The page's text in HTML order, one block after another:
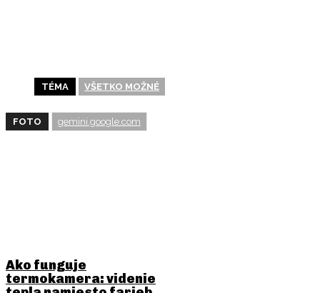
TÉMA VŠETKO MOŽNÉ
FOTO gemini.google.com
Ako funguje
termokamera: videnie